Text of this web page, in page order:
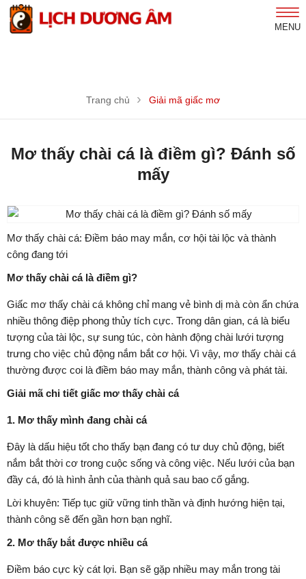
MENU
Trang chủ Giải mã giấc mơ
Mơ thấy chài cá là điềm gì? Đánh số
mấy
Mơ thấy chài cá: Điềm báo may mắn, cơ hội tài lộc và thành
công đang tới
Mơ thấy chài cá là điềm gì?
Giấc mơ thấy chài cá không chỉ mang vẻ bình dị mà còn ẩn chứa
nhiều thông điệp phong thủy tích cực. Trong dân gian, cá là biểu
tượng của tài lộc, sự sung túc, còn hành động chài lưới tượng
trưng cho việc chủ động nắm bắt cơ hội. Vì vậy, mơ thấy chài cá
thường được coi là điềm báo may mắn, thành công và phát tài.
Giải mã chi tiết giấc mơ thấy chài cá
1. Mơ thấy mình đang chài cá
Đây là dấu hiệu tốt cho thấy bạn đang có tư duy chủ động, biết
nắm bắt thời cơ trong cuộc sống và công việc. Nếu lưới của bạn
đầy cá, đó là hình ảnh của thành quả sau bao cố gắng.
Lời khuyên: Tiếp tục giữ vững tinh thần và định hướng hiện tại,
thành công sẽ đến gần hơn bạn nghĩ.
2. Mơ thấy bắt được nhiều cá
Điềm báo cực kỳ cát lợi. Bạn sẽ gặp nhiều may mắn trong tài